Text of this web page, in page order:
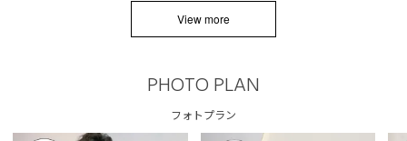
View more
PHOTO PLAN
フォトプラン